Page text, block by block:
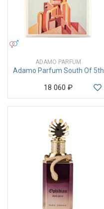
ADAMO PARFUM
Adamo Parfum South Of 5th
18 060 ₽